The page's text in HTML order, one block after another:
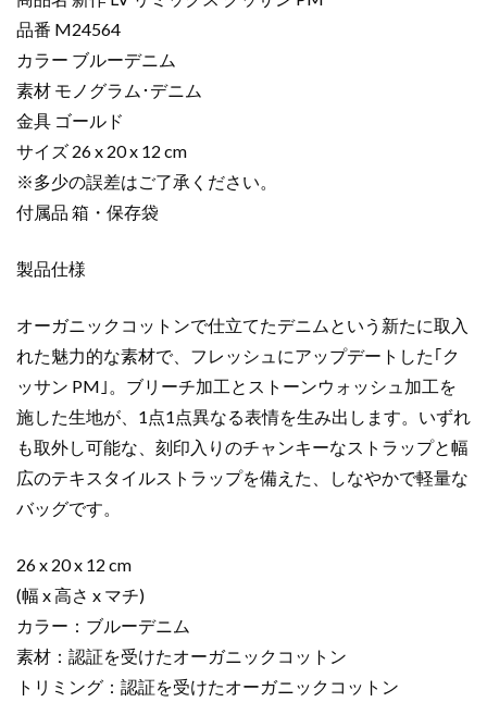
ー
新
作
LV
リ
ミ
ッ
ク
ス
ッ
ン
PM
ル
ー
デ
ニ
ム
モ
ノ
グ
ラ
ム･
デ
品番 M24564
カラー ブルーデニム
素材 モノグラム･デニム
金具 ゴールド
サイズ 26 x 20 x 12 cm
※多少の誤差はご了承ください。
付属品 箱・保存袋
製品仕様
オーガニックコットンで仕立てたデニムという新たに取入
れた魅力的な素材で、フレッシュにアップデートした｢ク
ッサン PM｣。ブリーチ加工とストーンウォッシュ加工を
施した生地が、1点1点異なる表情を生み出します。いずれ
も取外し可能な、刻印入りのチャンキーなストラップと幅
広のテキスタイルストラップを備えた、しなやかで軽量な
バッグです。
26 x 20 x 12 cm
(幅 x 高さ x マチ)
カラー：ブルーデニム
素材：認証を受けたオーガニックコットン
トリミング：認証を受けたオーガニックコットン